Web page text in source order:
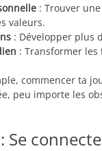
: Trouver
valeurs.
: Développer plus
: Transformer
commencer ta
peu importe les
Se